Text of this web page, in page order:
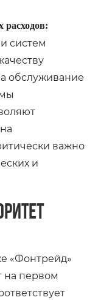
расходов:
систем
обслуживание
важно
и
«Фонтрейд»
на первом